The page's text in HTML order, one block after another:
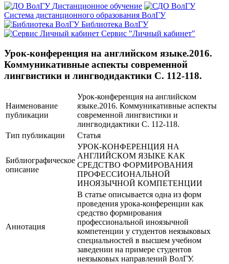
Дистанционное обучение
Система дистанционного образования ВолГУ
Библиотека ВолГУ
Сервис "Личный кабинет"
Урок-конференция на английском языке.2016.
Коммуникативные аспекты современной
лингвистики и лингводидактики С. 112-118.
Наименование
публикации
Урок-конференция на английском
языке.2016. Коммуникативные аспекты
современной лингвистики и
лингводидактики С. 112-118.
Тип публикации
Статья
Библиографическое
описание
УРОК-КОНФЕРЕНЦИЯ НА
АНГЛИЙСКОМ ЯЗЫКЕ КАК
СРЕДСТВО ФОРМИРОВАНИЯ
ПРОФЕССИОНАЛЬНОЙ
ИНОЯЗЫЧНОЙ КОМПЕТЕНЦИИ
Аннотация
В статье описывается одна из форм
проведения урока-конференции как
средство формирования
профессиональной иноязычной
компетенции у студентов неязыковых
специальностей в высшем учебном
заведении на примере студентов
неязыковых направлений ВолГУ.